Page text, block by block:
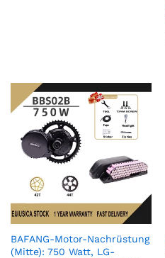
BAFANG-Motor-Nachrüstung
(Mitte): 750 Watt, LG-